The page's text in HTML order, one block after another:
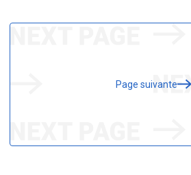
Page suivante